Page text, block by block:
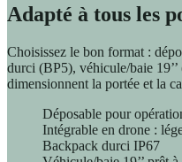
Adapté à tous les
Choisissez le bon format :
durci (BP5), véhicule/baie
dimensionnent la portée et la
Déposable pour
Intégrable en drone :
Backpack durci IP67